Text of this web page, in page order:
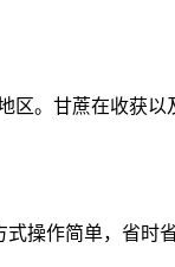
区。甘蔗在收获以
操作简单，省时